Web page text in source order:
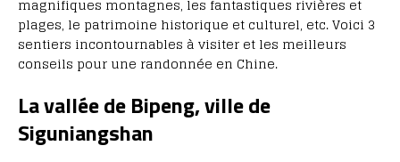
magnifiques montagnes, les fantastiques rivières et
plages, le patrimoine historique et culturel, etc. Voici 3
sentiers incontournables à visiter et les meilleurs
conseils pour une randonnée en Chine.
La vallée de Bipeng, ville de
Siguniangshan